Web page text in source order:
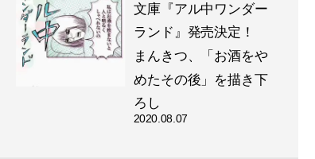
文庫『アル中ワンダー
ランド』発売決定！
まんきつ、「お酒をや
めたその後」を描き下
ろし
2020.08.07